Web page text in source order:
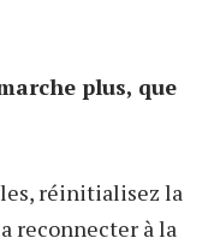
plus, que
réinitialisez la
reconnecter à la